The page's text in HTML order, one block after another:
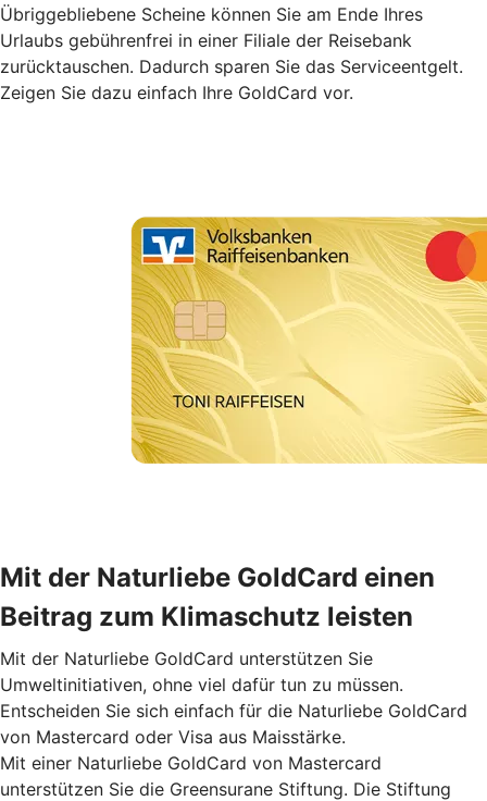
Übriggebliebene Scheine können Sie am Ende Ihres
Urlaubs gebührenfrei in einer Filiale der Reisebank
zurücktauschen. Dadurch sparen Sie das Serviceentgelt.
Zeigen Sie dazu einfach Ihre GoldCard vor.
Mit der Naturliebe GoldCard einen
Beitrag zum Klimaschutz leisten
Mit der Naturliebe GoldCard unterstützen Sie
Umweltinitiativen, ohne viel dafür tun zu müssen.
Entscheiden Sie sich einfach für die Naturliebe GoldCard
von Mastercard oder Visa aus Maisstärke.
Mit einer Naturliebe GoldCard von Mastercard
unterstützen Sie die Greensurane Stiftung. Die Stiftung